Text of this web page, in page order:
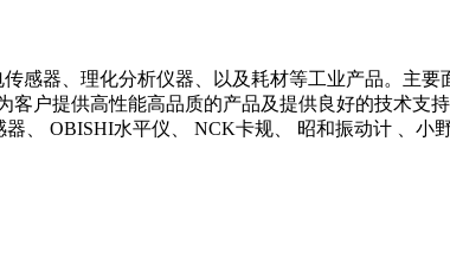
感器、理化分析仪器、以及耗材等工业产品。主
户提供高性能高品质的产品及提供良好的技术支
、 OBISHI水平仪、 NCK卡规、 昭和振动计 、小